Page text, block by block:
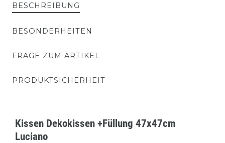
BESCHREIBUNG
BESONDERHEITEN
FRAGE ZUM ARTIKEL
PRODUKTSICHERHEIT
Kissen Dekokissen +Füllung 47x47cm
Luciano